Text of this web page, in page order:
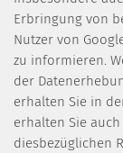
Erbringung von
Nutzer von
zu informieren.
der
erhalten Sie in
erhalten Sie
diesbezüglichen